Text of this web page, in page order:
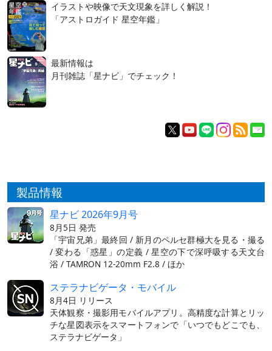
イラストや映像で天文現象を詳しく解説！
「アストロガイド 星空年鑑」
最新情報は
月刊雑誌「星ナビ」でチェック！
製品情報
星ナビ 2026年9月号
8月5日 発売
「宇宙兄弟」最終回 / 新月のペルセ群極大を見る・撮る
/ 変わる「惑星」の定義 / 星空の下で深呼吸する天文台
浴 / TAMRON 12-20mm F2.8 / ほか
ステラナビゲータ・モバイル
8月4日 リリース
天体観察・撮影用モバイルアプリ。高精度な計算とリッ
チな星図表示をスマートフォンで「いつでもどこでも、
ステラナビゲータ」